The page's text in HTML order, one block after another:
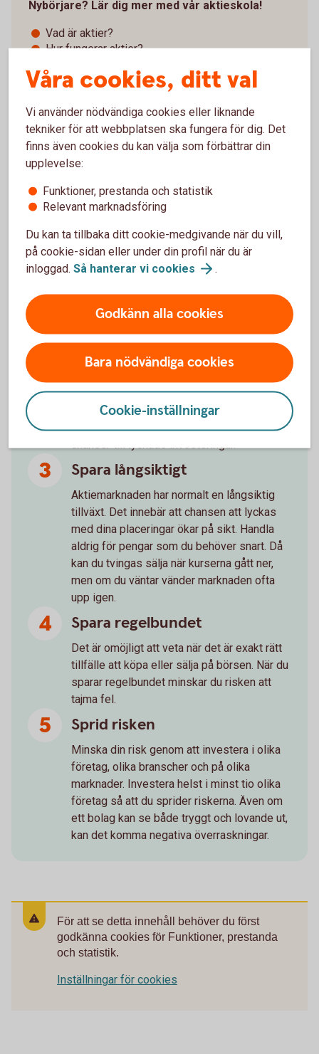
Nybörjare? Lär dig mer med vår aktieskola!
Vad är aktier?
Hur fungerar aktier?
aktier?
Med vår aktieskola blir det både roligare och enklare
att handla.
Swedbanks
Aktiehandel – våra 5 bästa tips
Förstå vad du köper
Läs på om företaget du ska köpa aktier i
innan du bestämmer dig.
Följ företagen du har aktier i
Håll koll på vad som händer i de företag och
på de marknader du sparar i. Det ökar dina
chanser till lyckade investeringar.
Spara långsiktigt
Aktiemarknaden har normalt en långsiktig
tillväxt. Det innebär att chansen att lyckas
med dina placeringar ökar på sikt. Handla
aldrig för pengar som du behöver snart. Då
kan du tvingas sälja när kurserna gått ner,
men om du väntar vänder marknaden ofta
upp igen.
Spara regelbundet
Det är omöjligt att veta när det är exakt rätt
tillfälle att köpa eller sälja på börsen. När du
sparar regelbundet minskar du risken att
tajma fel.
Sprid risken
Minska din risk genom att investera i olika
företag, olika branscher och på olika
marknader. Investera helst i minst tio olika
företag så att du sprider riskerna. Även om
ett bolag kan se både tryggt och lovande ut,
kan det komma negativa överraskningar.
För att se detta innehåll behöver du först
godkänna cookies för Funktioner, prestanda
och statistik.
Inställningar för cookies
Våra cookies, ditt val
Vi använder nödvändiga cookies eller liknande
tekniker för att webbplatsen ska fungera för dig. Det
finns även cookies du kan välja som förbättrar din
upplevelse:
Funktioner, prestanda och statistik
Relevant marknadsföring
Du kan ta tillbaka ditt cookie-medgivande när du vill,
på cookie-sidan eller under din profil när du är
inloggad. Så hanterar vi cookies .
Godkänn alla cookies
Bara nödvändiga cookies
Cookie-inställningar